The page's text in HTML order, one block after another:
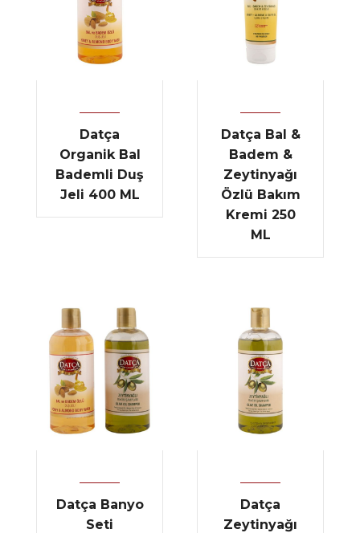
Datça
Organik Bal
Bademli Duş
Jeli 400 ML
Datça Bal &
Badem &
Zeytinyağı
Özlü Bakım
Kremi 250
ML
Datça Banyo
Seti
Datça
Zeytinyağı